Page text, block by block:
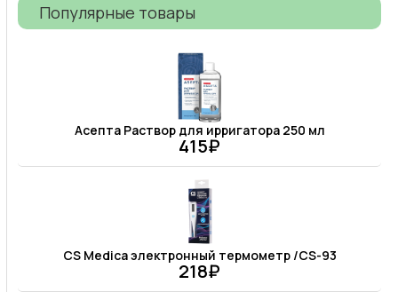
Популярные товары
Асепта Раствор для ирригатора 250 мл
415₽
CS Medica электронный термометр /CS-93
218₽